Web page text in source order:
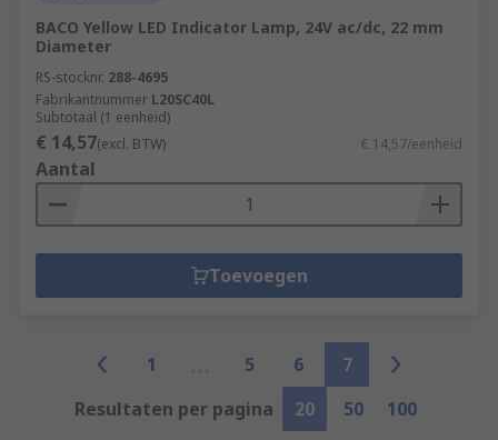
BACO Yellow LED Indicator Lamp, 24V ac/dc, 22 mm
Diameter
RS-stocknr. 288-4695
Fabrikantnummer L20SC40L
Subtotaal (1 eenheid)
€ 14,57(excl. BTW) € 14,57/eenheid
Aantal
Toevoegen
1 5 6
7
Resultaten per pagina
20 50 100